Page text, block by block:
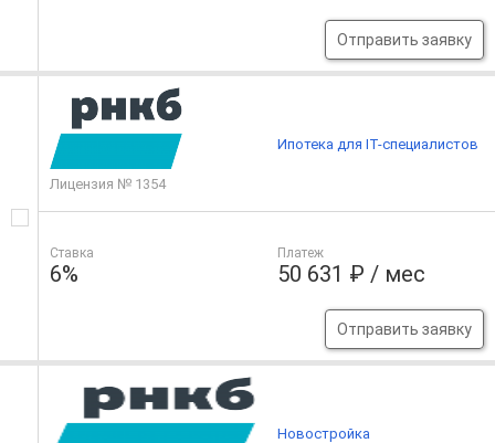
Отправить заявку
Лицензия № 1354
Ставка
6%
Платеж
50 631 ₽ / мес
Отправить заявку
Ипотека для IT-специалистов
Новостройка